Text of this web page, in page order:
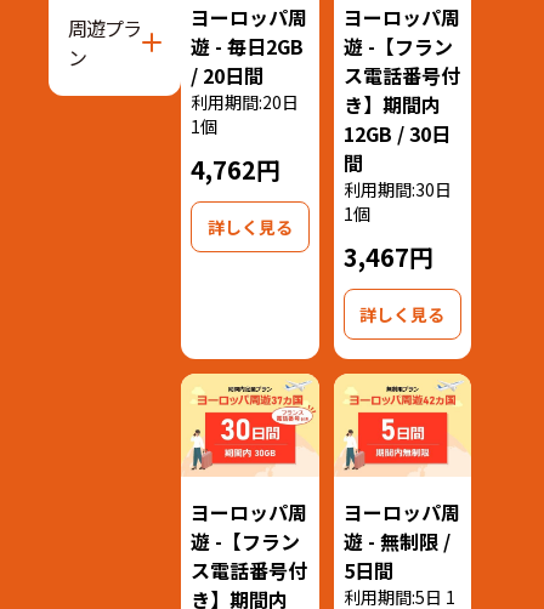
周遊プラ
ン
ヨーロッパ周
遊 - 毎日2GB
/ 20日間
利用期間:20日
1個
4,762円
詳しく見る
ヨーロッパ周
遊 -【フラン
ス電話番号付
き】期間内
12GB / 30日
間
利用期間:30日
1個
3,467円
詳しく見る
ヨーロッパ周
遊 -【フラン
ス電話番号付
き】期間内
ヨーロッパ周
遊 - 無制限 /
5日間
利用期間:5日 1